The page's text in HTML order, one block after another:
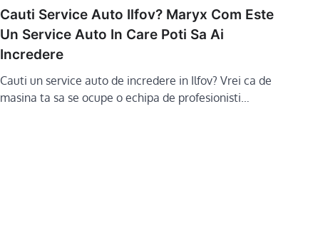
Cauti Service Auto Ilfov? Maryx Com Este
Un Service Auto In Care Poti Sa Ai
Incredere
Cauti un service auto de incredere in Ilfov? Vrei ca de
masina ta sa se ocupe o echipa de profesionisti…